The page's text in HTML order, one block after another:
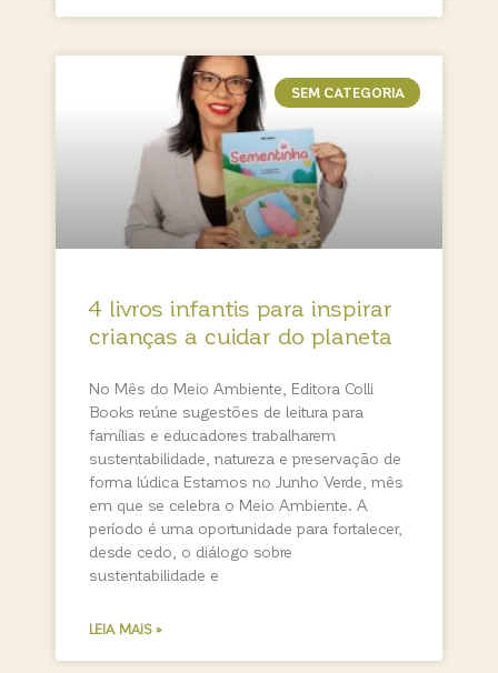
SEM CATEGORIA
4 livros infantis para inspirar
crianças a cuidar do planeta
No Mês do Meio Ambiente, Editora Colli
Books reúne sugestões de leitura para
famílias e educadores trabalharem
sustentabilidade, natureza e preservação de
forma lúdica Estamos no Junho Verde, mês
em que se celebra o Meio Ambiente. A
período é uma oportunidade para fortalecer,
desde cedo, o diálogo sobre
sustentabilidade e
LEIA MAIS »